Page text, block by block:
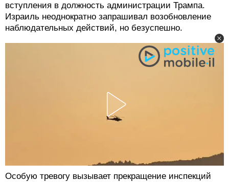
вступления в должность администрации Трампа.
Израиль неоднократно запрашивал возобновление
наблюдательных действий, но безуспешно.
Особую тревогу вызывает прекращение инспекций